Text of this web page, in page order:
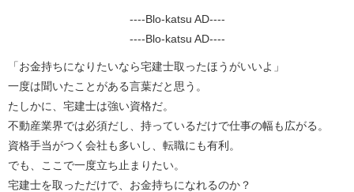
----Blo-katsu AD----
----Blo-katsu AD----
「お金持ちになりたいなら宅建士取ったほうがいいよ」
一度は聞いたことがある言葉だと思う。
たしかに、宅建士は強い資格だ。
不動産業界では必須だし、持っているだけで仕事の幅も広がる。
資格手当がつく会社も多いし、転職にも有利。
でも、ここで一度立ち止まりたい。
宅建士を取っただけで、お金持ちになれるのか？